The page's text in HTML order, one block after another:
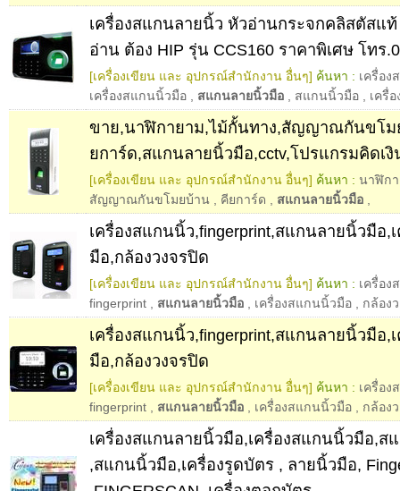
เครื่องสแกนลายนิ้ว หัวอ่านกระจกคลิสตัสแ
อ่าน ต้อง HIP รุ่น CCS160 ราคาพิเศษ โทร
[เครื่องเขียน และ อุปกรณ์สำนักงาน อื่นๆ] ค้นหา : เครื่อง
เครื่องสแกนนิ้วมือ
สแกนลายนิ้วมือ สแกนนิ้วมือ เครื่
ขาย,นาฬิกายาม,ไม้กั้นทาง,สัญญาณกันขโม
ยการ์ด,สแกนลายนิ้วมือ,cctv,โปรแกรมคิดเงิ
[เครื่องเขียน และ อุปกรณ์สำนักงาน อื่นๆ] ค้นหา : นาฬิก
สัญญาณกันขโมยบ้าน
คียการ์ด สแกนลายนิ้วมือ
เครื่องสแกนนิ้ว,fingerprint,สแกนลายนิ้วมือ,
มือ,กล้องวงจรปิด
[เครื่องเขียน และ อุปกรณ์สำนักงาน อื่นๆ] ค้นหา : เครื่อง
fingerprint
สแกนลายนิ้วมือ เครื่องสแกนนิ้วมือ กล้อง
เครื่องสแกนนิ้ว,fingerprint,สแกนลายนิ้วมือ,
มือ,กล้องวงจรปิด
[เครื่องเขียน และ อุปกรณ์สำนักงาน อื่นๆ] ค้นหา : เครื่อง
fingerprint
สแกนลายนิ้วมือ เครื่องสแกนนิ้วมือ กล้อง
เครื่องสแกนลายนิ้วมือ,เครื่องสแกนนิ้วมือ,ส
,สแกนนิ้วมือ,เครื่องรูดบัตร , ลายนิ้วมือ,